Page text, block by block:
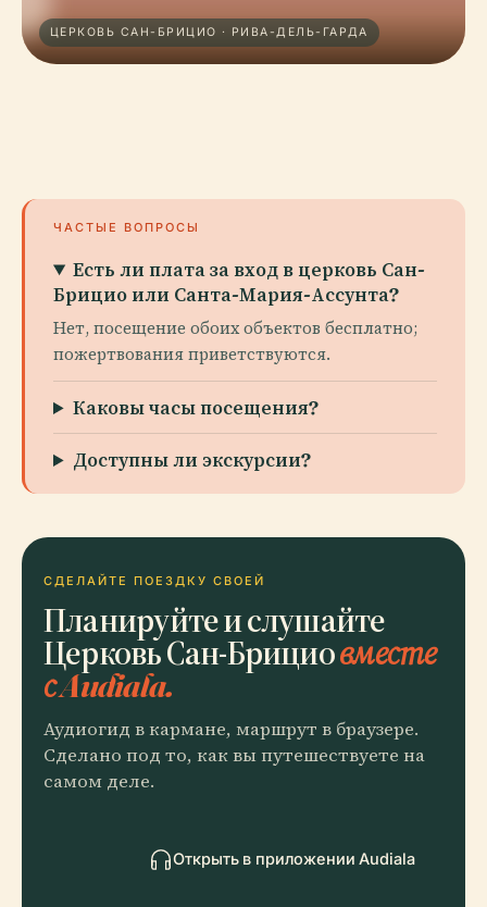
ЦЕРКОВЬ САН-БРИЦИО · РИВА-ДЕЛЬ-ГАРДА
ЧАСТЫЕ ВОПРОСЫ
Есть ли плата за вход в церковь Сан-
Брицио или Санта-Мария-Ассунта?
Нет, посещение обоих объектов бесплатно;
пожертвования приветствуются.
Каковы часы посещения?
Доступны ли экскурсии?
СДЕЛАЙТЕ ПОЕЗДКУ СВОЕЙ
Планируйте и слушайте
Церковь Сан-Брициовместе
с Audiala.
Аудиогид в кармане, маршрут в браузере.
Сделано под то, как вы путешествуете на
самом деле.
Открыть в приложении Audiala